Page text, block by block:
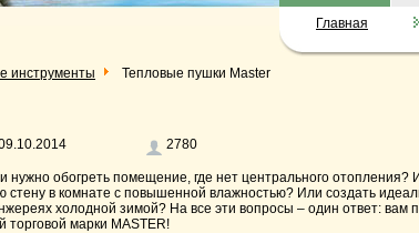
Главная
инструменты Тепловые пушки Master
2780
нужно обогреть помещение, где нет центрального
стену в комнате с повышенной влажностью? Или создать
холодной зимой? На все эти вопросы – один ответ: вам
торговой марки MASTER!